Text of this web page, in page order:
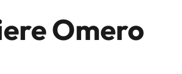
Omero